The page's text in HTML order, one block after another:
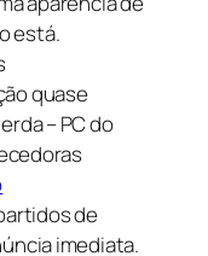
está.
quase
– PC do
de
imediata.